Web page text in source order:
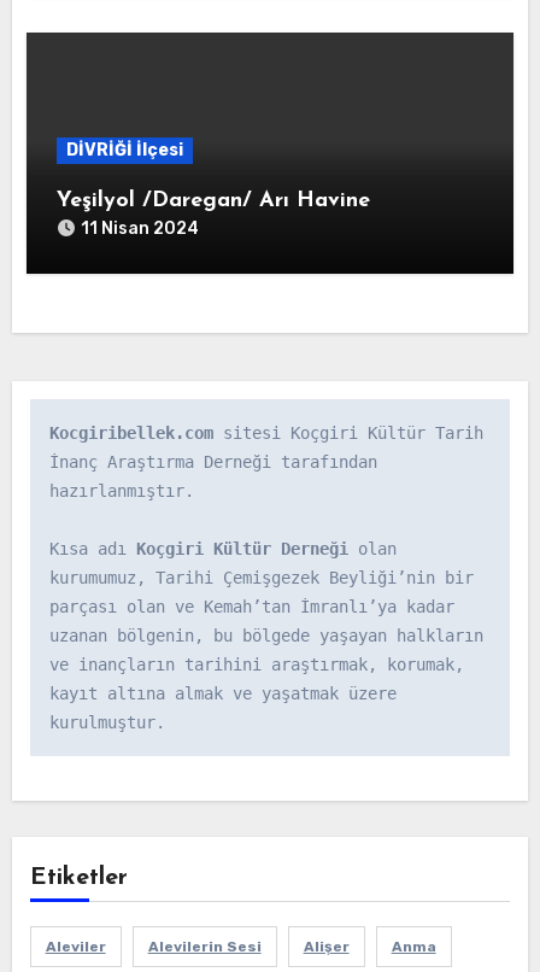
DİVRİĞİ İlçesi
Yeşilyol /Daregan/ Arı Havine
11 Nisan 2024
Kocgiribellek.com sitesi Koçgiri Kültür Tarih
İnanç Araştırma Derneği tarafından
hazırlanmıştır.
Kısa adı Koçgiri Kültür Derneği olan
kurumumuz, Tarihi Çemişgezek Beyliği’nin bir
parçası olan ve Kemah’tan İmranlı’ya kadar
uzanan bölgenin, bu bölgede yaşayan halkların
ve inançların tarihini araştırmak, korumak,
kayıt altına almak ve yaşatmak üzere
kurulmuştur.
Etiketler
Aleviler Alevilerin Sesi Alişer Anma